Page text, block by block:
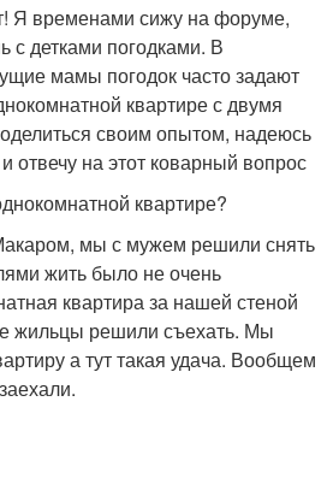
Я временами сижу на форуме,
с детками погодками. В
мамы погодок часто задают
квартире с двумя
своим опытом, надеюсь
отвечу на этот коварный вопрос
квартире?
мы с мужем решили снять
жить было не очень
квартира за нашей стеной
жильцы решили съехать. Мы
а тут такая удача. Вообщем